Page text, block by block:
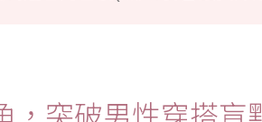
，突破男性穿搭盲